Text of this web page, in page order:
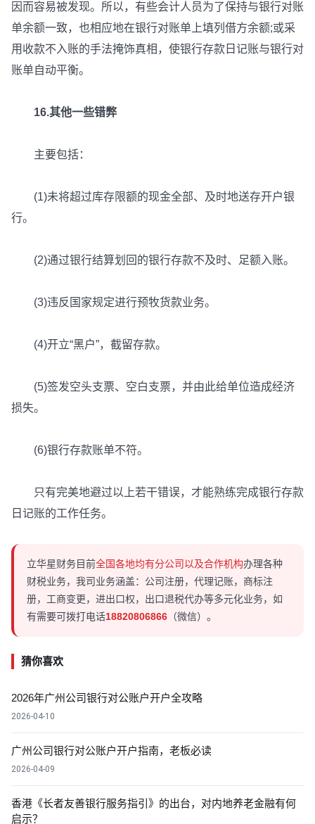
因而容易被发现。所以，有些会计人员为了保持与银行对账
单余额一致，也相应地在银行对账单上填列借方余额;或采
用收款不入账的手法掩饰真相，使银行存款日记账与银行对
账单自动平衡。
16.其他一些错弊
主要包括：
(1)未将超过库存限额的现金全部、及时地送存开户银
行。
(2)通过银行结算划回的银行存款不及时、足额入账。
(3)违反国家规定进行预牧货款业务。
(4)开立“黑户”，截留存款。
(5)签发空头支票、空白支票，并由此给单位造成经济
损失。
(6)银行存款账单不符。
只有完美地避过以上若干错误，才能熟练完成银行存款
日记账的工作任务。
立华星财务目前全国各地均有分公司以及合作机构办理各种
财税业务，我司业务涵盖：公司注册，代理记账，商标注
册，工商变更，进出口权，出口退税代办等多元化业务，如
有需要可拨打电话18820806866 （微信）。
猜你喜欢
2026年广州公司银行对公账户开户全攻略
2026-04-10
广州公司银行对公账户开户指南，老板必读
2026-04-09
香港《长者友善银行服务指引》的出台，对内地养老金融有何
启示？